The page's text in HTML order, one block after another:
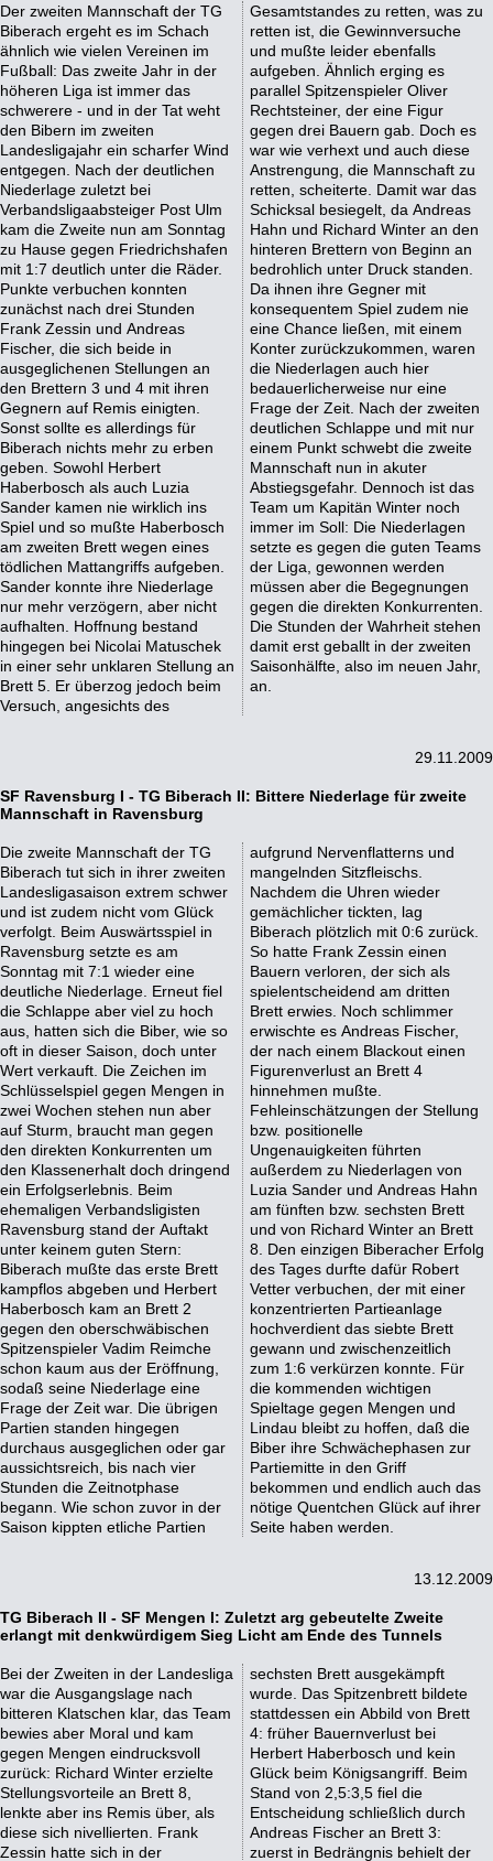
Der zweiten Mannschaft der TG
Biberach ergeht es im Schach
ähnlich wie vielen Vereinen im
Fußball: Das zweite Jahr in der
höheren Liga ist immer das
schwerere - und in der Tat weht
den Bibern im zweiten
Landesligajahr ein scharfer Wind
entgegen. Nach der deutlichen
Niederlage zuletzt bei
Verbandsligaabsteiger Post Ulm
kam die Zweite nun am Sonntag
zu Hause gegen Friedrichshafen
mit 1:7 deutlich unter die Räder.
Punkte verbuchen konnten
zunächst nach drei Stunden
Frank Zessin und Andreas
Fischer, die sich beide in
ausgeglichenen Stellungen an
den Brettern 3 und 4 mit ihren
Gegnern auf Remis einigten.
Sonst sollte es allerdings für
Biberach nichts mehr zu erben
geben. Sowohl Herbert
Haberbosch als auch Luzia
Sander kamen nie wirklich ins
Spiel und so mußte Haberbosch
am zweiten Brett wegen eines
tödlichen Mattangriffs aufgeben.
Sander konnte ihre Niederlage
nur mehr verzögern, aber nicht
aufhalten. Hoffnung bestand
hingegen bei Nicolai Matuschek
in einer sehr unklaren Stellung an
Brett 5. Er überzog jedoch beim
Versuch, angesichts des
Gesamtstandes zu retten, was zu
retten ist, die Gewinnversuche
und mußte leider ebenfalls
aufgeben. Ähnlich erging es
parallel Spitzenspieler Oliver
Rechtsteiner, der eine Figur
gegen drei Bauern gab. Doch es
war wie verhext und auch diese
Anstrengung, die Mannschaft zu
retten, scheiterte. Damit war das
Schicksal besiegelt, da Andreas
Hahn und Richard Winter an den
hinteren Brettern von Beginn an
bedrohlich unter Druck standen.
Da ihnen ihre Gegner mit
konsequentem Spiel zudem nie
eine Chance ließen, mit einem
Konter zurückzukommen, waren
die Niederlagen auch hier
bedauerlicherweise nur eine
Frage der Zeit. Nach der zweiten
deutlichen Schlappe und mit nur
einem Punkt schwebt die zweite
Mannschaft nun in akuter
Abstiegsgefahr. Dennoch ist das
Team um Kapitän Winter noch
immer im Soll: Die Niederlagen
setzte es gegen die guten Teams
der Liga, gewonnen werden
müssen aber die Begegnungen
gegen die direkten Konkurrenten.
Die Stunden der Wahrheit stehen
damit erst geballt in der zweiten
Saisonhälfte, also im neuen Jahr,
an.
29.11.2009
SF Ravensburg I - TG Biberach II: Bittere Niederlage für zweite
Mannschaft in Ravensburg
Die zweite Mannschaft der TG
Biberach tut sich in ihrer zweiten
Landesligasaison extrem schwer
und ist zudem nicht vom Glück
verfolgt. Beim Auswärtsspiel in
Ravensburg setzte es am
Sonntag mit 7:1 wieder eine
deutliche Niederlage. Erneut fiel
die Schlappe aber viel zu hoch
aus, hatten sich die Biber, wie so
oft in dieser Saison, doch unter
Wert verkauft. Die Zeichen im
Schlüsselspiel gegen Mengen in
zwei Wochen stehen nun aber
auf Sturm, braucht man gegen
den direkten Konkurrenten um
den Klassenerhalt doch dringend
ein Erfolgserlebnis. Beim
ehemaligen Verbandsligisten
Ravensburg stand der Auftakt
unter keinem guten Stern:
Biberach mußte das erste Brett
kampflos abgeben und Herbert
Haberbosch kam an Brett 2
gegen den oberschwäbischen
Spitzenspieler Vadim Reimche
schon kaum aus der Eröffnung,
sodaß seine Niederlage eine
Frage der Zeit war. Die übrigen
Partien standen hingegen
durchaus ausgeglichen oder gar
aussichtsreich, bis nach vier
Stunden die Zeitnotphase
begann. Wie schon zuvor in der
Saison kippten etliche Partien
aufgrund Nervenflatterns und
mangelnden Sitzfleischs.
Nachdem die Uhren wieder
gemächlicher tickten, lag
Biberach plötzlich mit 0:6 zurück.
So hatte Frank Zessin einen
Bauern verloren, der sich als
spielentscheidend am dritten
Brett erwies. Noch schlimmer
erwischte es Andreas Fischer,
der nach einem Blackout einen
Figurenverlust an Brett 4
hinnehmen mußte.
Fehleinschätzungen der Stellung
bzw. positionelle
Ungenauigkeiten führten
außerdem zu Niederlagen von
Luzia Sander und Andreas Hahn
am fünften bzw. sechsten Brett
und von Richard Winter an Brett
8. Den einzigen Biberacher Erfolg
des Tages durfte dafür Robert
Vetter verbuchen, der mit einer
konzentrierten Partieanlage
hochverdient das siebte Brett
gewann und zwischenzeitlich
zum 1:6 verkürzen konnte. Für
die kommenden wichtigen
Spieltage gegen Mengen und
Lindau bleibt zu hoffen, daß die
Biber ihre Schwächephasen zur
Partiemitte in den Griff
bekommen und endlich auch das
nötige Quentchen Glück auf ihrer
Seite haben werden.
13.12.2009
TG Biberach II - SF Mengen I: Zuletzt arg gebeutelte Zweite
erlangt mit denkwürdigem Sieg Licht am Ende des Tunnels
Bei der Zweiten in der Landesliga
war die Ausgangslage nach
bitteren Klatschen klar, das Team
bewies aber Moral und kam
gegen Mengen eindrucksvoll
zurück: Richard Winter erzielte
Stellungsvorteile an Brett 8,
lenkte aber ins Remis über, als
diese sich nivellierten. Frank
Zessin hatte sich in der
sechsten Brett ausgekämpft
wurde. Das Spitzenbrett bildete
stattdessen ein Abbild von Brett
4: früher Bauernverlust bei
Herbert Haberbosch und kein
Glück beim Königsangriff. Beim
Stand von 2,5:3,5 fiel die
Entscheidung schließlich durch
Andreas Fischer an Brett 3:
zuerst in Bedrängnis behielt der